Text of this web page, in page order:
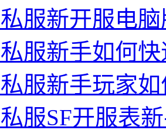
服新开服电
服新手如何
服新手玩家
服SF开服表